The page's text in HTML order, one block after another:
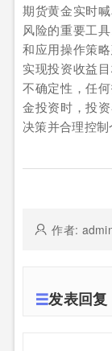
期货黄金实时
风险的重要工
和应用操作策
实现投资收益
不确定性，任
金投资时，投
决策并合理控制
作者:
发表回复